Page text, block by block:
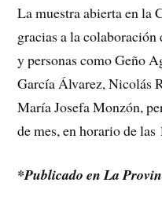
La muestra abierta en la
gracias a la
y personas como Geño
García Álvarez, Nicolás
María Josefa Monzón,
de mes, en horario de
*Publicado en La